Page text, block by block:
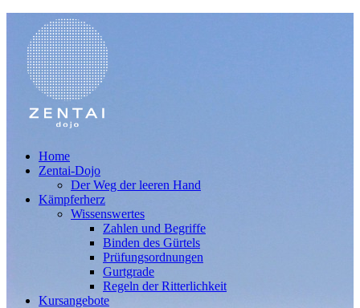
Home
Zentai-Dojo
Der Weg der leeren Hand
Kämpferherz
Wissenswertes
Zahlen und Begriffe
Binden des Gürtels
Prüfungsordnungen
Gurtgrade
Regeln der Ritterlichkeit
Kursangebote